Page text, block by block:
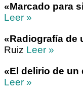
«Marcado para
Leer »
«Radiografía de
Ruiz Leer »
«El delirio de un
Leer »